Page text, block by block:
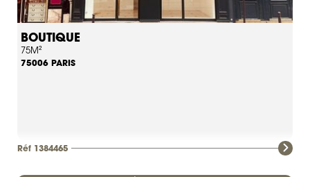
BOUTIQUE
75M²
75006 PARIS
Réf 1384465